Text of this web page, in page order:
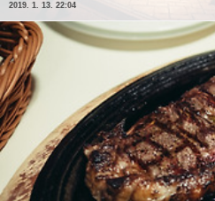
2019. 1. 13. 22:04